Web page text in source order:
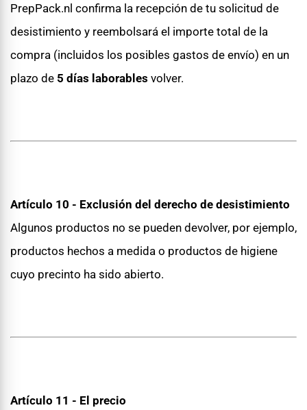
PrepPack.nl confirma la recepción de tu solicitud de
desistimiento y reembolsará el importe total de la
compra (incluidos los posibles gastos de envío) en un
plazo de 5 días laborables volver.
Artículo 10 - Exclusión del derecho de desistimiento
Algunos productos no se pueden devolver, por ejemplo,
productos hechos a medida o productos de higiene
cuyo precinto ha sido abierto.
Artículo 11 - El precio